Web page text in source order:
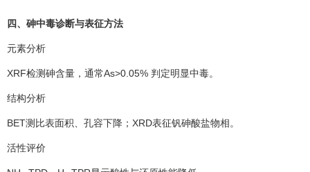
四、砷中毒诊断与表征方法
元素分析
XRF检测砷含量，通常As>0.05% 判定明显中毒。
结构分析
BET测比表面积、孔容下降；XRD表征钒砷酸盐物相。
活性评价